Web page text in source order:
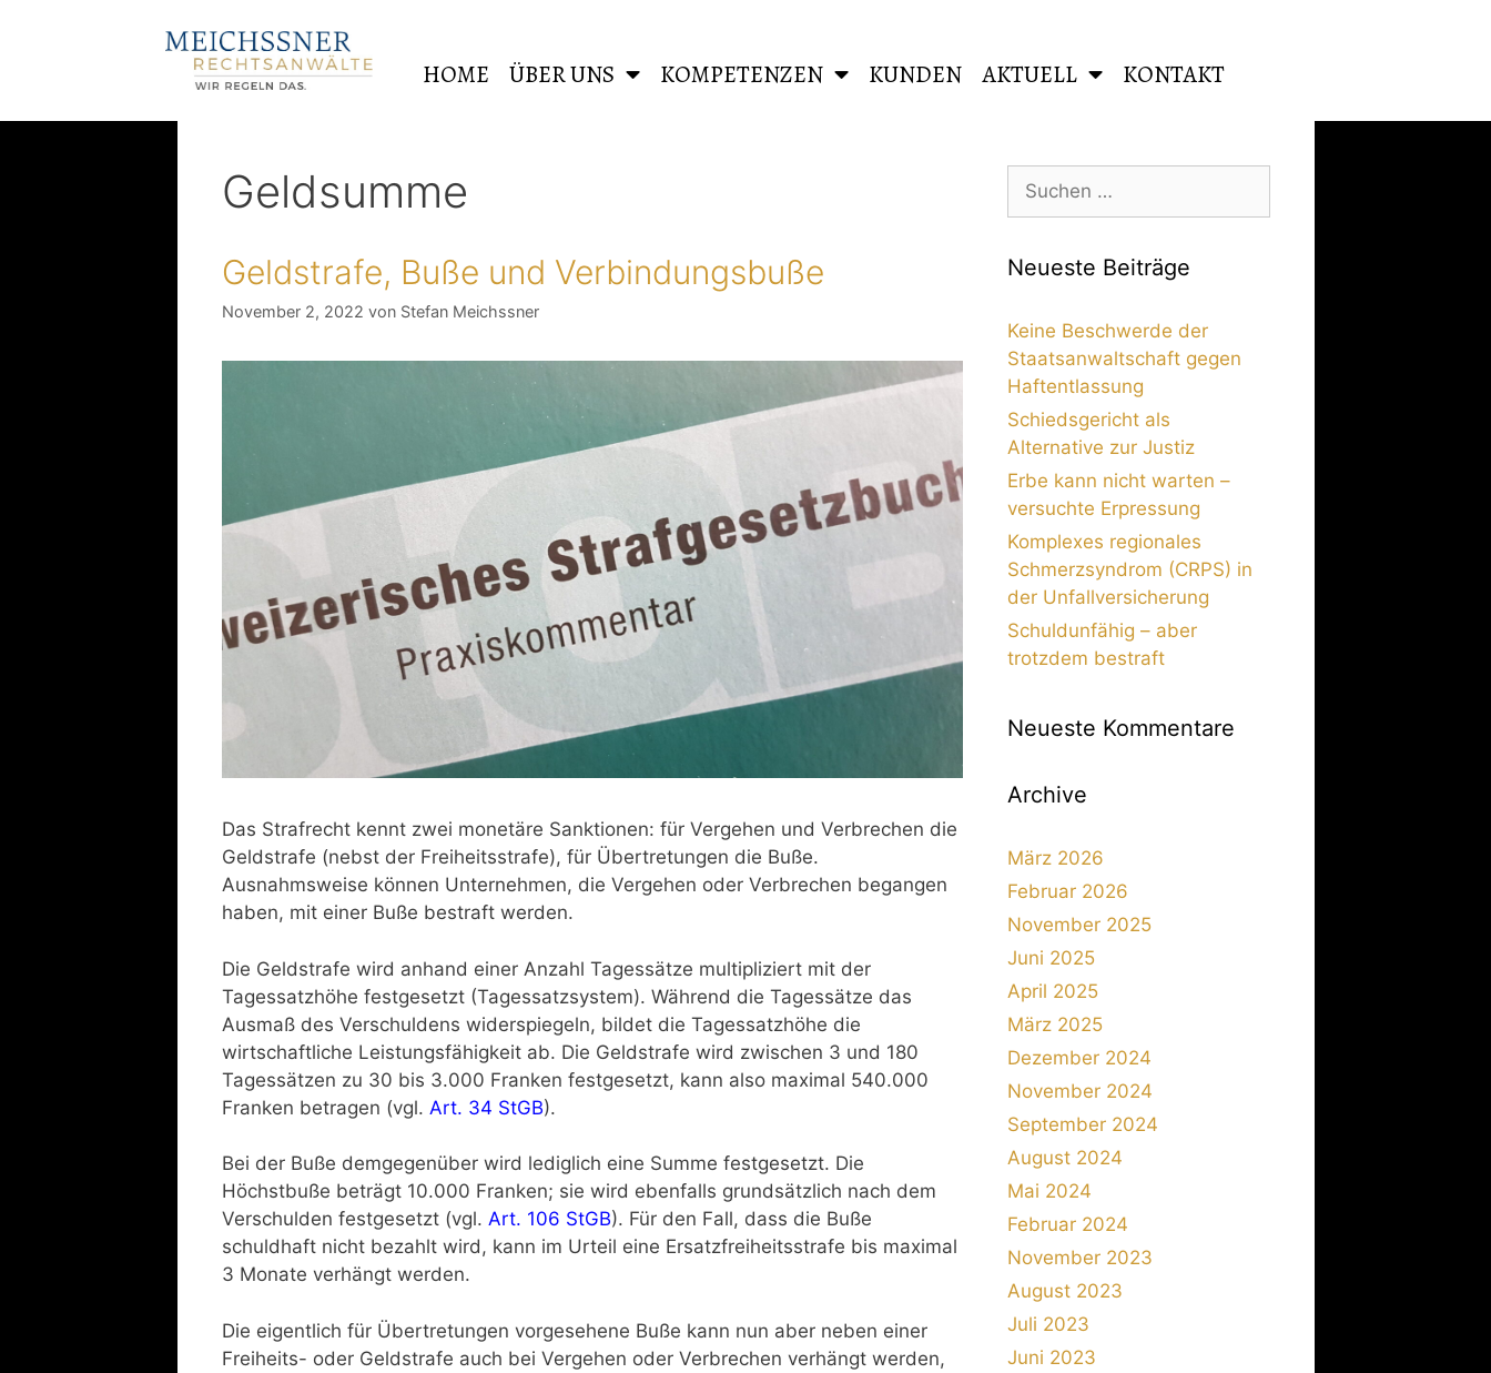
HOME ÜBER UNS KOMPETENZEN KUNDEN AKTUELL KONTAKT
Geldsumme
Geldstrafe, Buße und Verbindungsbuße
November 2, 2022 von Stefan Meichssner
Das Strafrecht kennt zwei monetäre Sanktionen: für Vergehen und Verbrechen die
Geldstrafe (nebst der Freiheitsstrafe), für Übertretungen die Buße.
Ausnahmsweise können Unternehmen, die Vergehen oder Verbrechen begangen
haben, mit einer Buße bestraft werden.
Die Geldstrafe wird anhand einer Anzahl Tagessätze multipliziert mit der
Tagessatzhöhe festgesetzt (Tagessatzsystem). Während die Tagessätze das
Ausmaß des Verschuldens widerspiegeln, bildet die Tagessatzhöhe die
wirtschaftliche Leistungsfähigkeit ab. Die Geldstrafe wird zwischen 3 und 180
Tagessätzen zu 30 bis 3.000 Franken festgesetzt, kann also maximal 540.000
Franken betragen (vgl. Art. 34 StGB).
Bei der Buße demgegenüber wird lediglich eine Summe festgesetzt. Die
Höchstbuße beträgt 10.000 Franken; sie wird ebenfalls grundsätzlich nach dem
Verschulden festgesetzt (vgl. Art. 106 StGB). Für den Fall, dass die Buße
schuldhaft nicht bezahlt wird, kann im Urteil eine Ersatzfreiheitsstrafe bis maximal
3 Monate verhängt werden.
Die eigentlich für Übertretungen vorgesehene Buße kann nun aber neben einer
Freiheits- oder Geldstrafe auch bei Vergehen oder Verbrechen verhängt werden,
Neueste Beiträge
Keine Beschwerde der
Staatsanwaltschaft gegen
Haftentlassung
Schiedsgericht als
Alternative zur Justiz
Erbe kann nicht warten –
versuchte Erpressung
Komplexes regionales
Schmerzsyndrom (CRPS) in
der Unfallversicherung
Schuldunfähig – aber
trotzdem bestraft
Neueste Kommentare
Archive
März 2026
Februar 2026
November 2025
Juni 2025
April 2025
März 2025
Dezember 2024
November 2024
September 2024
August 2024
Mai 2024
Februar 2024
November 2023
August 2023
Juli 2023
Juni 2023